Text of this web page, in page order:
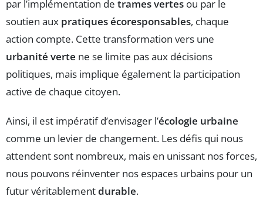
par l’implémentation de trames vertes ou par le
soutien aux pratiques écoresponsables, chaque
action compte. Cette transformation vers une
urbanité verte ne se limite pas aux décisions
politiques, mais implique également la participation
active de chaque citoyen.
Ainsi, il est impératif d’envisager l’écologie urbaine
comme un levier de changement. Les défis qui nous
attendent sont nombreux, mais en unissant nos forces,
nous pouvons réinventer nos espaces urbains pour un
futur véritablementdurable.